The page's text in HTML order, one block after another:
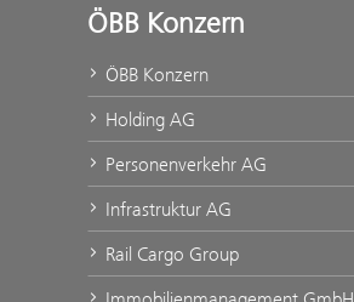
ÖBB Konzern
ÖBB Konzern
Holding AG
Personenverkehr AG
Infrastruktur AG
Rail Cargo Group